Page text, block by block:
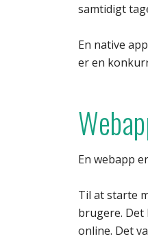
samtidigt
En native
er en
En webapp
Til at starte
brugere.
online. Det